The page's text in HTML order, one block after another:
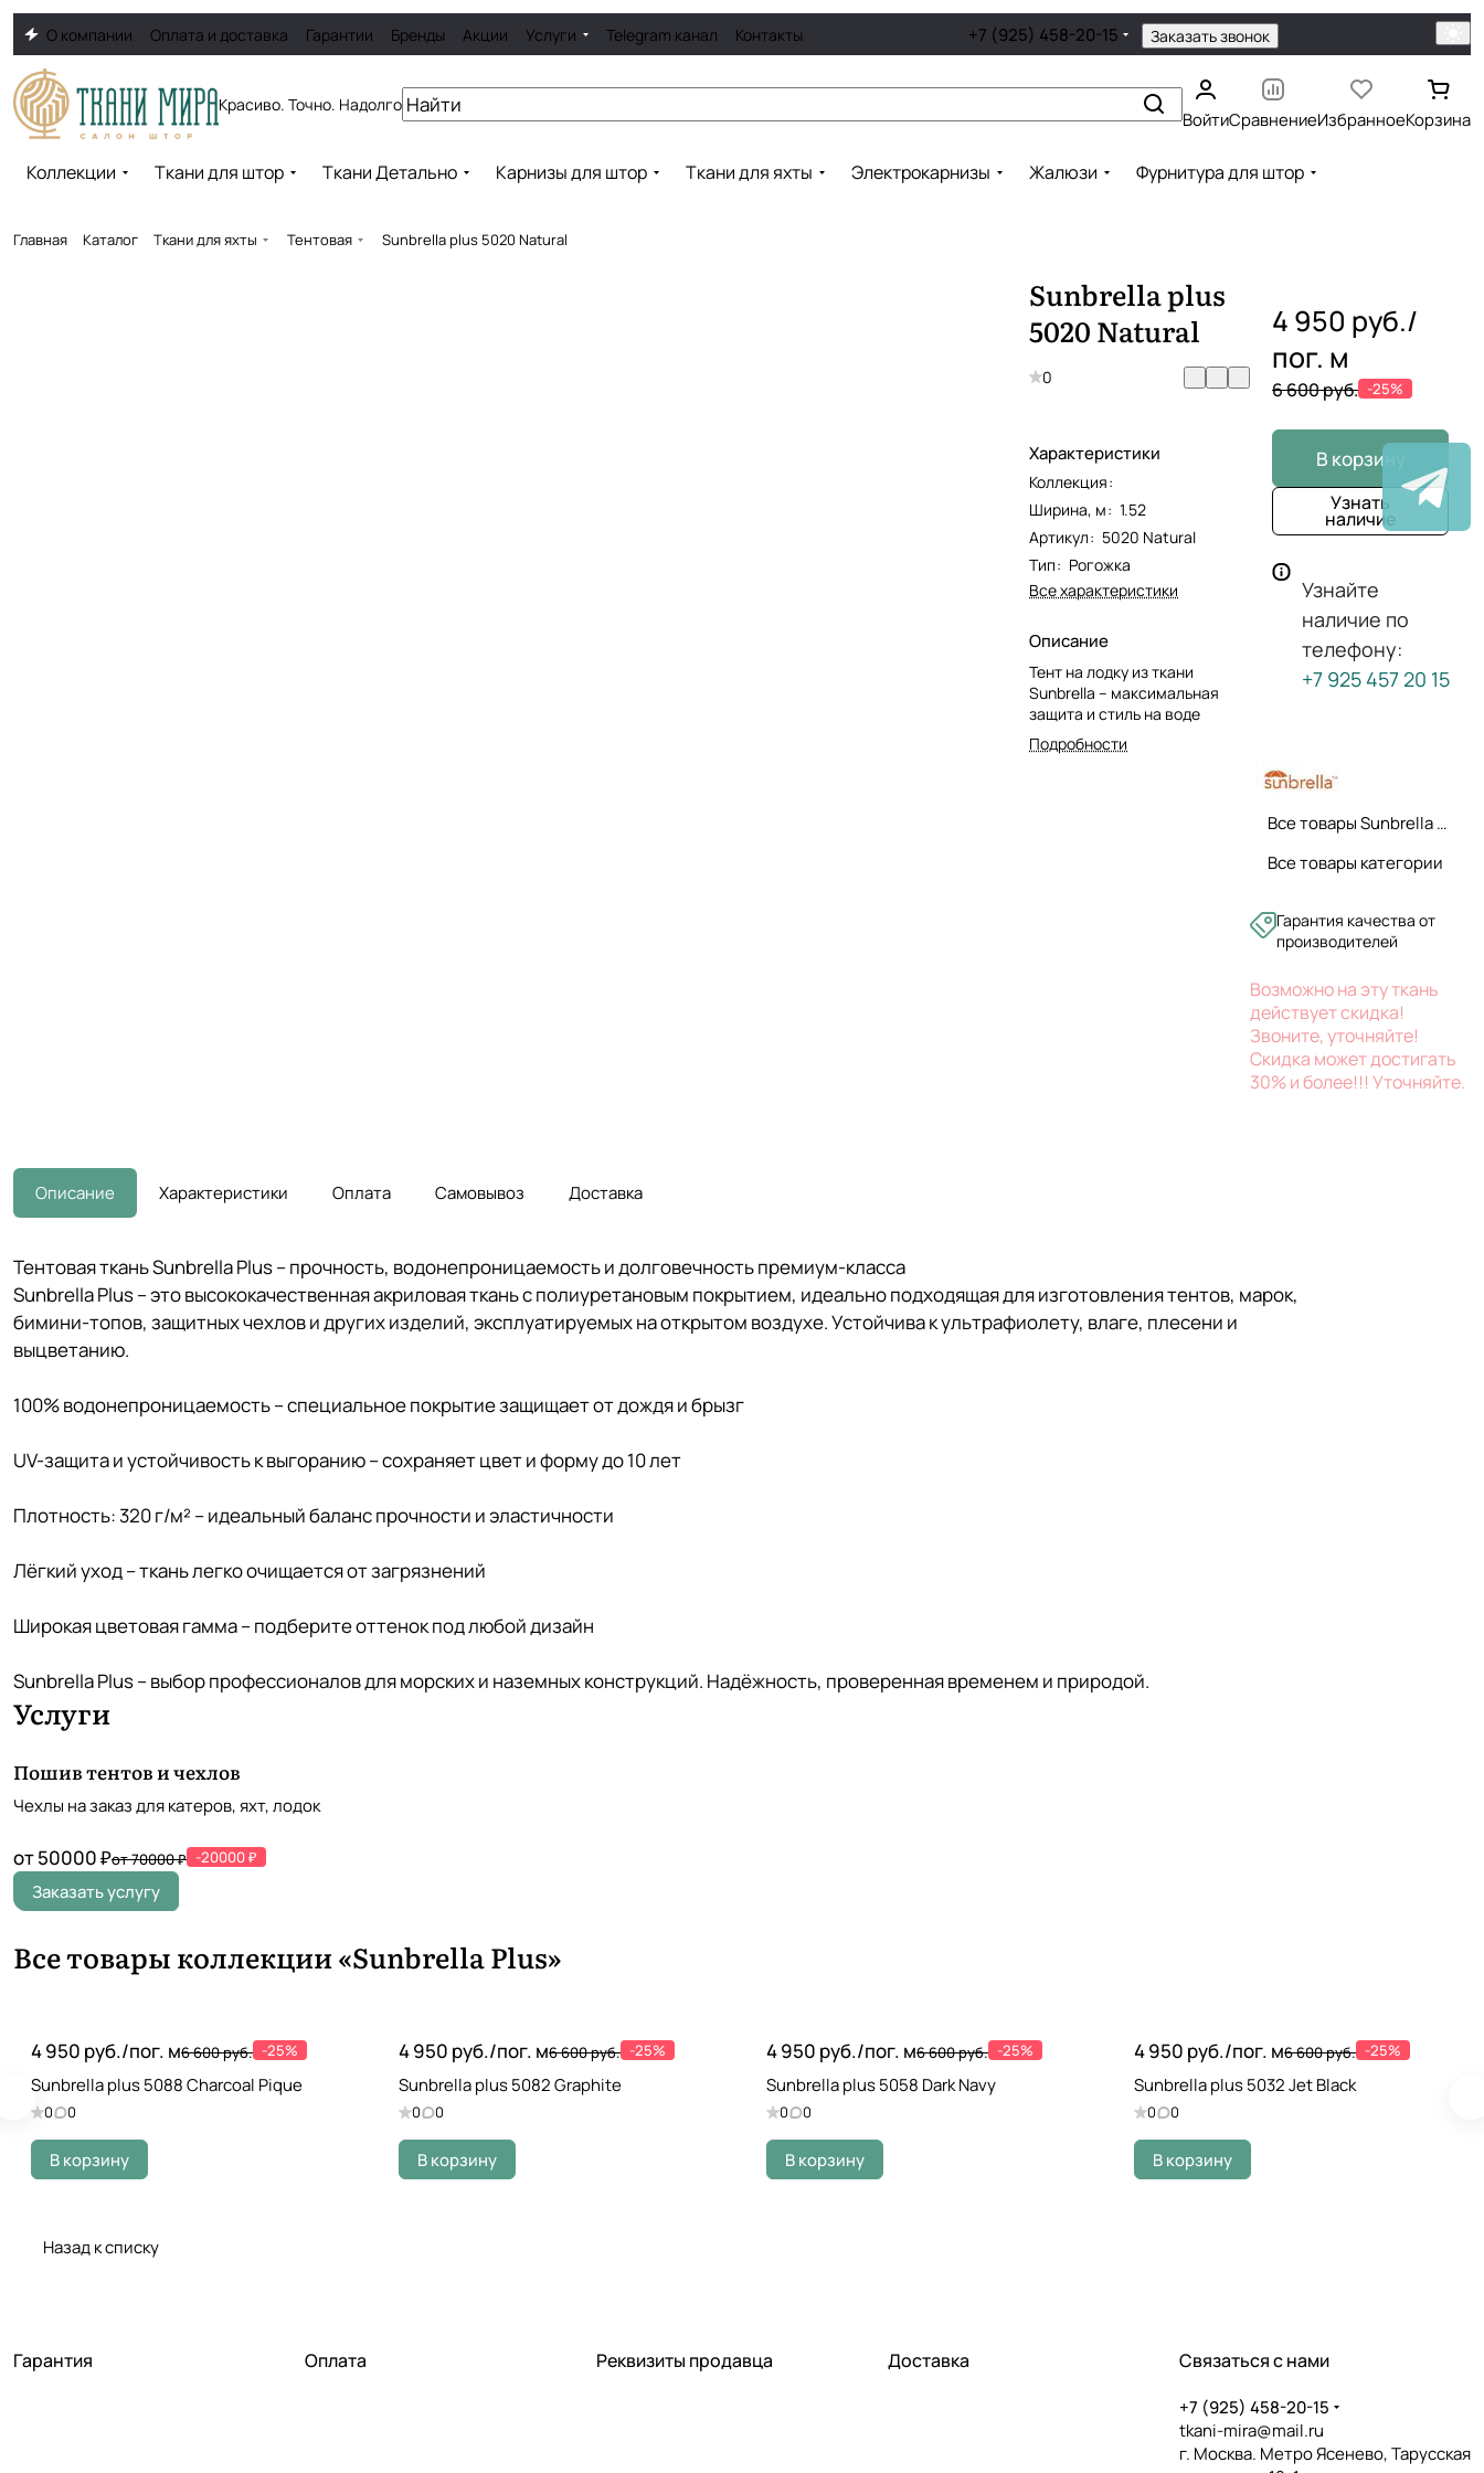
О компании Оплата и доставка Гарантии Бренды Акции Услуги Telegram канал Контакты +7 (925) 458-20-15 Заказать звонок
Красиво. Точно. Надолго
ВойтиСравнениеИзбранноеКорзина
Коллекции Ткани для штор Ткани Детально Карнизы для штор Ткани для яхты Электрокарнизы Жалюзи Фурнитура для штор
Главная Каталог Ткани для яхты Тентовая Sunbrella plus 5020 Natural
Sunbrella plus
5020 Natural
0
Характеристики
Коллекция:
Ширина, м: 1.52
Артикул: 5020 Natural
Тип: Рогожка
Все характеристики
Описание
Тент на лодку из ткани
Sunbrella – максимальная
защита и стиль на воде
Подробности
4 950 руб./
пог. м
6 600 руб. -25%
В корзину
Узнать
наличие
Узнайте
наличие по
телефону:
+7 925 457 20 15
Все товары Sunbrella ткани
Все товары категории
Гарантия качества от
производителей
Возможно на эту ткань
действует скидка!
Звоните, уточняйте!
Скидка может достигать
30% и более!!! Уточняйте.
Описание Характеристики Оплата Самовывоз Доставка
Тентовая ткань Sunbrella Plus – прочность, водонепроницаемость и долговечность премиум-класса
Sunbrella Plus – это высококачественная акриловая ткань с полиуретановым покрытием, идеально подходящая для изготовления тентов, марок,
бимини-топов, защитных чехлов и других изделий, эксплуатируемых на открытом воздухе. Устойчива к ультрафиолету, влаге, плесени и
выцветанию.
100% водонепроницаемость – специальное покрытие защищает от дождя и брызг
UV-защита и устойчивость к выгоранию – сохраняет цвет и форму до 10 лет
Плотность: 320 г/м² – идеальный баланс прочности и эластичности
Лёгкий уход – ткань легко очищается от загрязнений
Широкая цветовая гамма – подберите оттенок под любой дизайн
Sunbrella Plus – выбор профессионалов для морских и наземных конструкций. Надёжность, проверенная временем и природой.
Услуги
Пошив тентов и чехлов
Чехлы на заказ для катеров, яхт, лодок
от 50000 ₽от 70000 ₽ -20000 ₽
Заказать услугу
Все товары коллекции «Sunbrella Plus»
4 950 руб./пог. м6 600 руб. -25%
Sunbrella plus 5088 Charcoal Pique
0 0
В корзину
4 950 руб./пог. м6 600 руб. -25%
Sunbrella plus 5082 Graphite
0 0
В корзину
4 950 руб./пог. м6 600 руб. -25%
Sunbrella plus 5058 Dark Navy
0 0
В корзину
4 950 руб./пог. м6 600 руб. -25%
Sunbrella plus 5032 Jet Black
0 0
В корзину
Назад к списку
Гарантия Оплата Реквизиты продавца Доставка Связаться с нами
+7 (925) 458-20-15
tkani-mira@mail.ru
г. Москва. Метро Ясенево, Тарусская